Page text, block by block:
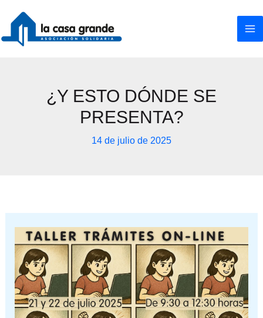
contenido
¿Y ESTO DÓNDE SE
PRESENTA?
14 de julio de 2025